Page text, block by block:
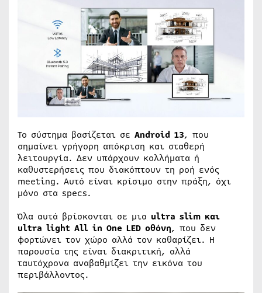
Το σύστημα βασίζεται σε Android 13, που
σημαίνει γρήγορη απόκριση και σταθερή
λειτουργία. Δεν υπάρχουν κολλήματα ή
καθυστερήσεις που διακόπτουν τη ροή ενός
meeting. Αυτό είναι κρίσιμο στην πράξη, όχι
μόνο στα specs.
Όλα αυτά βρίσκονται σε μια ultra slim και
ultra light All in One LED οθόνη, που δεν
φορτώνει τον χώρο αλλά τον καθαρίζει. Η
παρουσία της είναι διακριτική, αλλά
ταυτόχρονα αναβαθμίζει την εικόνα του
περιβάλλοντος.